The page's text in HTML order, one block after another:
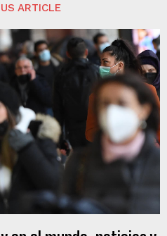
ARTICLE